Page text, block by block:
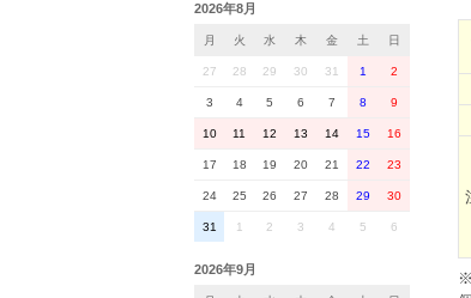
2026年8月
月 火 水 木 金 土 日
27 28 29 30 31 1 2
3 4 5 6 7 8 9
10 11 12 13 14 15 16
17 18 19 20 21 22 23
24 25 26 27 28 29 30
31 1 2 3 4 5 6
2026年9月